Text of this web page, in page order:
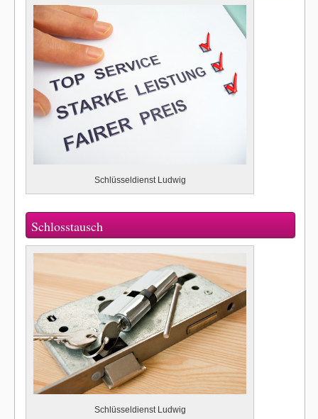
Schlüsseldienst Ludwig
Schlosstausch
Schlüsseldienst Ludwig